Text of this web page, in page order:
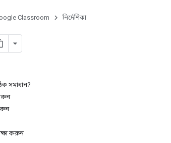
Classroom নির্দেশিকা
সমাধান?
করুন